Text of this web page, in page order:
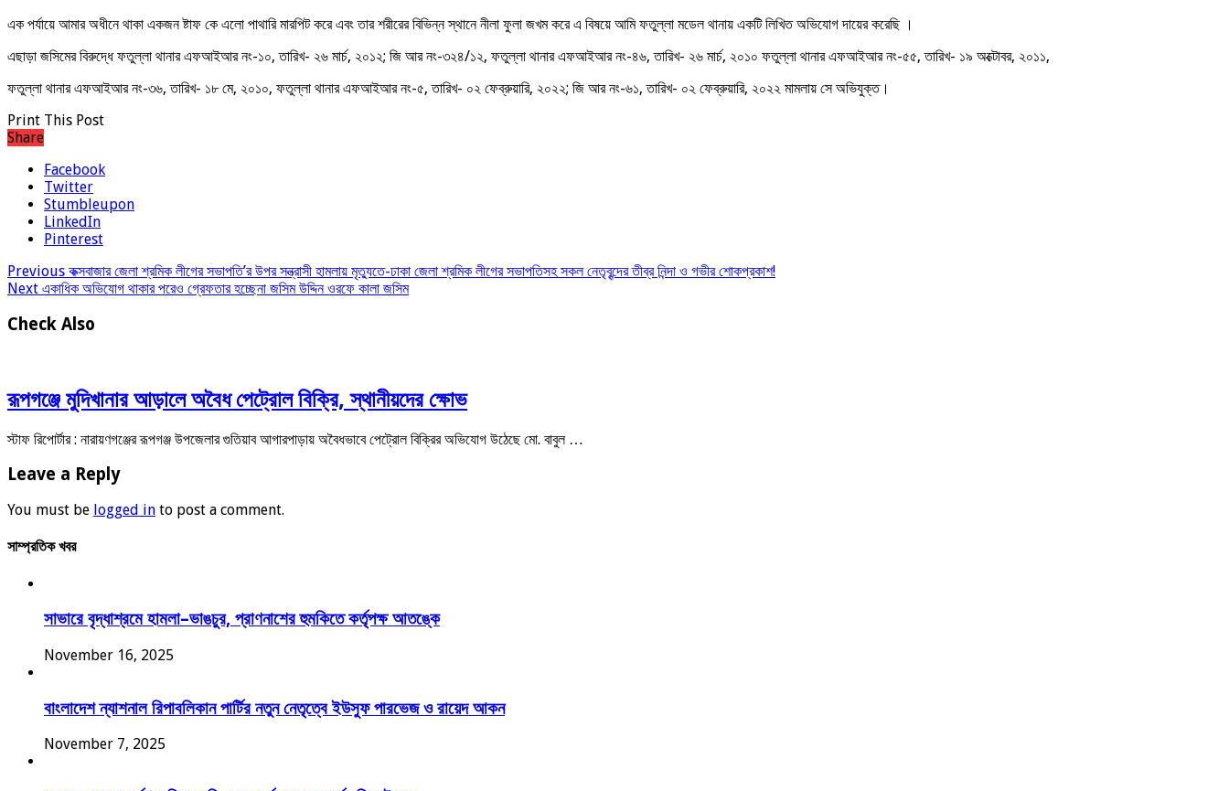
এক পর্যায়ে আমার অধীনে থাকা একজন ষ্টাফ কে এলো পাথারি মারপিট করে এবং তার শরীরের বিভিন্ন স্থানে নীলা ফুলা জখম করে এ বিষয়ে আমি ফতুল্লা মডেল থানায় একটি লিখিত অভিযোগ দায়ের করেছি ।
এছাড়া জসিমের বিরুদ্ধে ফতুল্লা থানার এফআইআর নং-১০, তারিখ- ২৬ মার্চ, ২০১২; জি আর নং-৩২৪/১২, ফতুল্লা থানার এফআইআর নং-৪৬, তারিখ- ২৬ মার্চ, ২০১০ ফতুল্লা থানার এফআইআর নং-৫৫, তারিখ- ১৯ অক্টোবর, ২০১১,
ফতুল্লা থানার এফআইআর নং-৩৬, তারিখ- ১৮ মে, ২০১০, ফতুল্লা থানার এফআইআর নং-৫, তারিখ- ০২ ফেব্রুয়ারি, ২০২২; জি আর নং-৬১, তারিখ- ০২ ফেব্রুয়ারি, ২০২২ মামলায় সে অভিযুক্ত।
Print This Post
Share
Facebook
Twitter
Stumbleupon
LinkedIn
Pinterest
Previous কক্সবাজার জেলা শ্রমিক লীগের সভাপতি’র উপর সন্ত্রাসী হামলায় মৃত্যুতে-ঢাকা জেলা শ্রমিক লীগের সভাপতিসহ সকল নেতৃবৃন্দের তীব্র নিন্দা ও গভীর শোকপ্রকাশ!
Next একাধিক অভিযোগ থাকার পরেও গ্রেফতার হচ্ছেনা জসিম উদ্দিন ওরফে কালা জসিম
Check Also
রূপগঞ্জে মুদিখানার আড়ালে অবৈধ পেট্রোল বিক্রি, স্থানীয়দের ক্ষোভ
স্টাফ রিপোর্টার : নারায়ণগঞ্জের রূপগঞ্জ উপজেলার গুতিয়াব আগারপাড়ায় অবৈধভাবে পেট্রোল বিক্রির অভিযোগ উঠেছে মো. বাবুল …
Leave a Reply
You must be logged in to post a comment.
সাম্প্রতিক খবর
সাভারে বৃদ্ধাশ্রমে হামলা–ভাঙচুর, প্রাণনাশের হুমকিতে কর্তৃপক্ষ আতঙ্কে
November 16, 2025
বাংলাদেশ ন্যাশনাল রিপাবলিকান পার্টির নতুন নেতৃত্বে ইউসুফ পারভেজ ও রায়েদ আকন
November 7, 2025